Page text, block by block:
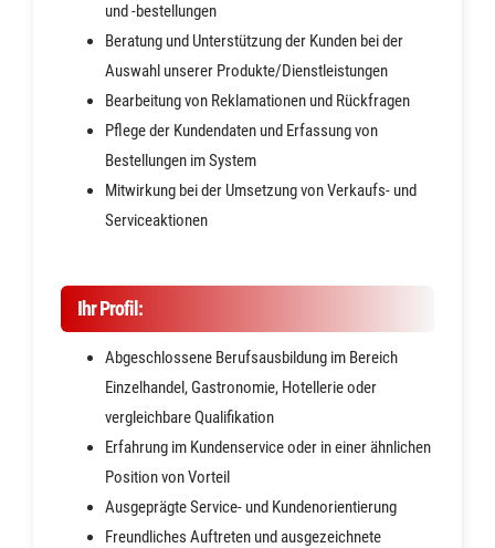
und -bestellungen
Beratung und Unterstützung der Kunden bei der
Auswahl unserer Produkte/Dienstleistungen
Bearbeitung von Reklamationen und Rückfragen
Pflege der Kundendaten und Erfassung von
Bestellungen im System
Mitwirkung bei der Umsetzung von Verkaufs- und
Serviceaktionen
Ihr Profil:
Abgeschlossene Berufsausbildung im Bereich
Einzelhandel, Gastronomie, Hotellerie oder
vergleichbare Qualifikation
Erfahrung im Kundenservice oder in einer ähnlichen
Position von Vorteil
Ausgeprägte Service- und Kundenorientierung
Freundliches Auftreten und ausgezeichnete